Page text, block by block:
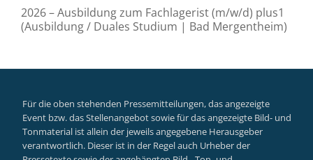
2026 – Ausbildung zum Fachlagerist (m/w/d) plus1
(Ausbildung / Duales Studium | Bad Mergentheim)
Für die oben stehenden Pressemitteilungen, das angezeigte
Event bzw. das Stellenangebot sowie für das angezeigte Bild- und
Tonmaterial ist allein der jeweils angegebene Herausgeber
verantwortlich. Dieser ist in der Regel auch Urheber der